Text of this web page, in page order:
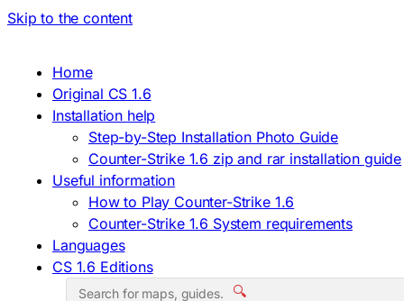
Skip to the content
Home
Original CS 1.6
Installation help
Step-by-Step Installation Photo Guide
Counter-Strike 1.6 zip and rar installation guide
Useful information
How to Play Counter-Strike 1.6
Counter-Strike 1.6 System requirements
Languages
CS 1.6 Editions
🔍